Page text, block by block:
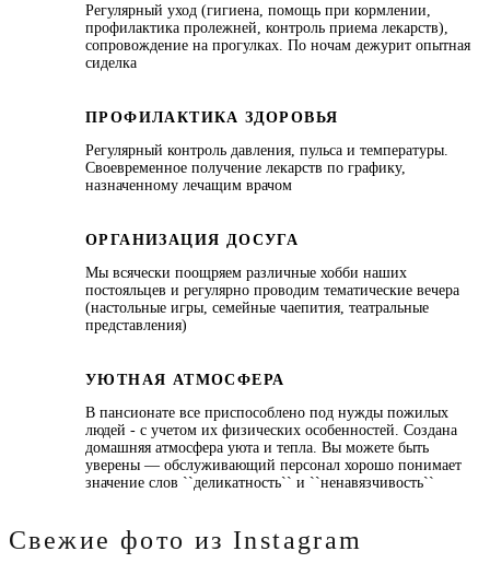
Регулярный уход (гигиена, помощь при кормлении,
профилактика пролежней, контроль приема лекарств),
сопровождение на прогулках. По ночам дежурит опытная
сиделка
ПРОФИЛАКТИКА ЗДОРОВЬЯ
Регулярный контроль давления, пульса и температуры.
Своевременное получение лекарств по графику,
назначенному лечащим врачом
ОРГАНИЗАЦИЯ ДОСУГА
Мы всячески поощряем различные хобби наших
постояльцев и регулярно проводим тематические вечера
(настольные игры, семейные чаепития, театральные
представления)
УЮТНАЯ АТМОСФЕРА
В пансионате все приспособлено под нужды пожилых
людей - с учетом их физических особенностей. Создана
домашняя атмосфера уюта и тепла. Вы можете быть
уверены — обслуживающий персонал хорошо понимает
значение слов ``деликатность`` и ``ненавязчивость``
Свежие фото из Instagram